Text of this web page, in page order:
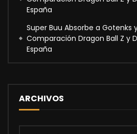
España
Super Buu Absorbe a Gotenks
Comparación Dragon Ball Z y
España
ARCHIVOS
Archivos